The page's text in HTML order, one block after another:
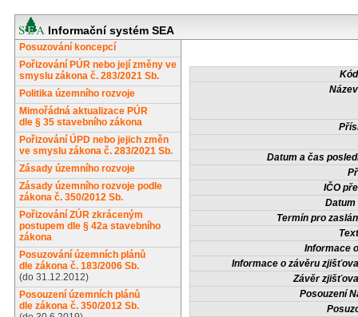
Informační systém SEA
Posuzování koncepcí
Pořizování PÚR nebo její změny ve
smyslu zákona č. 283/2021 Sb.
Politika územního rozvoje
Mimořádná aktualizace PÚR
dle § 35 stavebního zákona
Pořizování ÚPD nebo jejich změn
ve smyslu zákona č. 283/2021 Sb.
Zásady územního rozvoje
Zásady územního rozvoje podle
zákona č. 350/2012 Sb.
Pořizování ZÚR zkráceným
postupem dle § 42a stavebního
zákona
Posuzování územních plánů
dle zákona č. 183/2006 Sb.
(do 31.12.2012)
Posouzení územních plánů
dle zákona č. 350/2012 Sb.
Datum a čas
IČO
Datum
Termín pro
Informace
Informace o závěru
Závěr
Posouzení